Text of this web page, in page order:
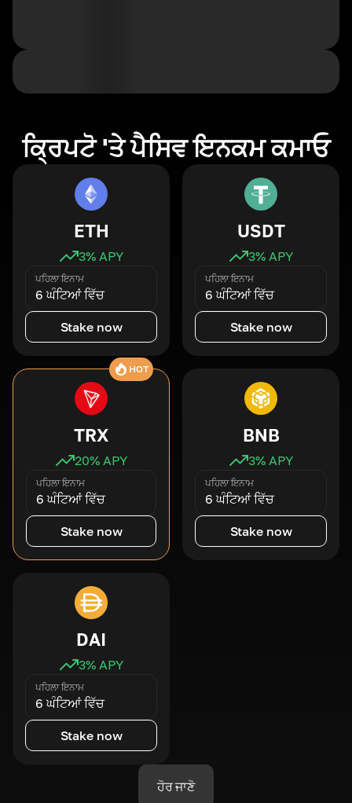
ਕ੍ਰਿਪਟੋ 'ਤੇ ਪੈਸਿਵ ਇਨਕਮ ਕਮਾਓ
ETH
3% APY
ਪਹਿਲਾ ਇਨਾਮ
6 ਘੰਟਿਆਂ ਵਿੱਚ
Stake now
USDT
3% APY
ਪਹਿਲਾ ਇਨਾਮ
6 ਘੰਟਿਆਂ ਵਿੱਚ
Stake now
HOT
TRX
20% APY
ਪਹਿਲਾ ਇਨਾਮ
6 ਘੰਟਿਆਂ ਵਿੱਚ
Stake now
BNB
3% APY
ਪਹਿਲਾ ਇਨਾਮ
6 ਘੰਟਿਆਂ ਵਿੱਚ
Stake now
DAI
3% APY
ਪਹਿਲਾ ਇਨਾਮ
6 ਘੰਟਿਆਂ ਵਿੱਚ
Stake now
ਹੋਰ ਜਾਣੋ